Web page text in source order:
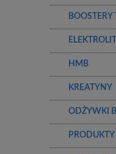
BOOSTERY
HMB
KREATYNY
ODŻYWKI